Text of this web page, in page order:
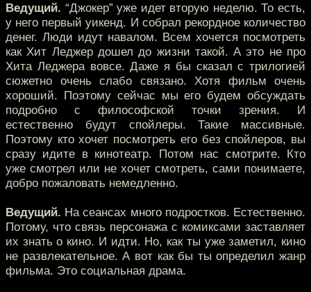
Ведущий. “Джокер” уже идет вторую неделю. То есть,
у него первый уикенд. И собрал рекордное количество
денег. Люди идут навалом. Всем хочется посмотреть
как Хит Леджер дошел до жизни такой. А это не про
Хита Леджера вовсе. Даже я бы сказал с трилогией
сюжетно очень слабо связано. Хотя фильм очень
хороший. Поэтому сейчас мы его будем обсуждать
подробно с философской точки зрения. И
естественно будут спойлеры. Такие массивные.
Поэтому кто хочет посмотреть его без спойлеров, вы
сразу идите в кинотеатр. Потом нас смотрите. Кто
уже смотрел или не хочет смотреть, сами понимаете,
добро пожаловать немедленно.
Ведущий. На сеансах много подростков. Естественно.
Потому, что связь персонажа с комиксами заставляет
их знать о кино. И идти. Но, как ты уже заметил, кино
не развлекательное. А вот как бы ты определил жанр
фильма. Это социальная драма.